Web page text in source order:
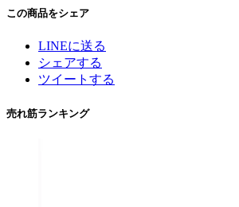
この商品をシェア
LINEに送る
シェアする
ツイートする
売れ筋ランキング